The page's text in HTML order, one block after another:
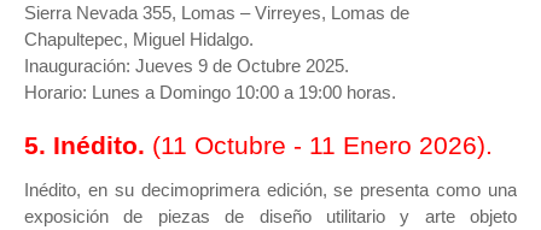
Sierra Nevada 355, Lomas – Virreyes, Lomas de
Chapultepec, Miguel Hidalgo.
Inauguración: Jueves 9 de Octubre 2025.
Horario: Lunes a Domingo 10:00 a 19:00 horas.
5. Inédito. (11 Octubre - 11 Enero 2026).
Inédito, en su decimoprimera edición, se presenta como una
exposición de piezas de diseño utilitario y arte objeto